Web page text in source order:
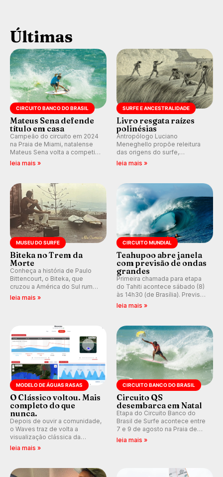
Últimas
CIRCUITO BANCO DO BRASIL
Mateus Sena defende
título em casa
Campeão do circuito em 2024
na Praia de Miami, natalense
Mateus Sena volta a competir
em casa em busca de manter a
leia mais »
SURFE E ANCESTRALIDADE
Livro resgata raízes
polinésias
Antropólogo Luciano
Meneghello propõe releitura
das origens do surfe,
resgatando a cultura polinésia
prática em esporte e indústria.
leia mais »
MUSEU DO SURFE
Biteka no Trem da
Morte
Conheça a história de Paulo
Bittencourt, o Biteka, que
cruzou a América do Sul rumo
ao Pacífico em uma jornada
leia mais »
CIRCUITO MUNDIAL
Teahupoo abre janela
com previsão de ondas
grandes
Primeira chamada para etapa
do Tahiti acontece sábado (8)
às 14h30 (de Brasília). Previsão
indica swell consistente.
Kelly Slater convidado.
leia mais »
MODELO DE ÁGUAS RASAS
O Clássico voltou. Mais
completo do que
nunca.
Depois de ouvir a comunidade,
o Waves traz de volta a
visualização clássica da
previsão de águas rasas,
ondas para até 16 dias.
leia mais »
CIRCUITO BANCO DO BRASIL
Circuito QS
desembarca em Natal
Etapa do Circuito Banco do
Brasil de Surfe acontece entre
7 e 9 de agosto na Praia de
Miami (RN), em disputas
leia mais »